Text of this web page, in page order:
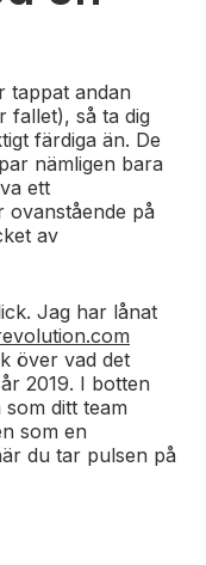
tappat andan
fallet), så ta dig
färdiga än. De
nämligen bara
ett
ovanstående på
av
Jag har lånat
över vad det
2019. I botten
ditt team
som en
du tar pulsen på